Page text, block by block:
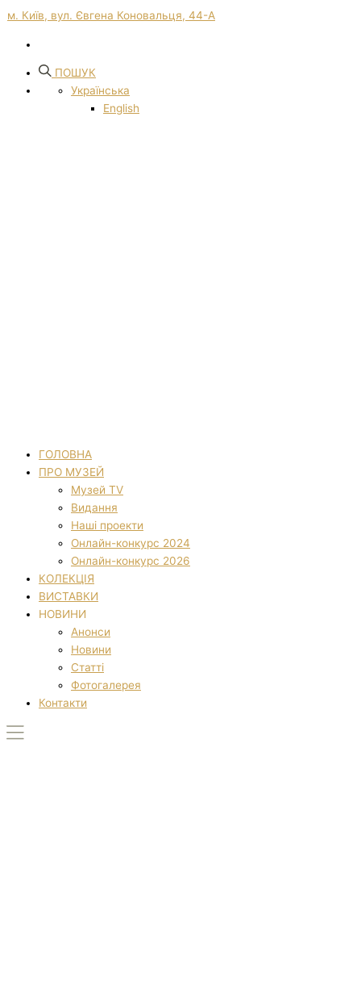
м. Київ, вул. Євгена Коновальця, 44-А
ПОШУК
Українська
English
ГОЛОВНА
ПРО МУЗЕЙ
Музей TV
Видання
Наші проекти
Онлайн-конкурс 2024
Онлайн-конкурс 2026
КОЛЕКЦІЯ
ВИСТАВКИ
НОВИНИ
Анонси
Новини
Статті
Фотогалерея
Контакти